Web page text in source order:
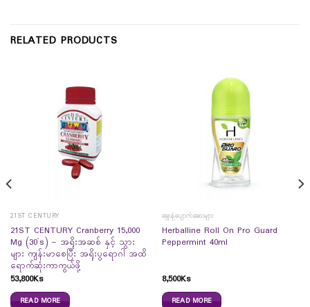
RELATED PRODUCTS
21ST CENTURY
21ST CENTURY Cranberry 15,000
Mg (30`s) – အရိုးအဆစ် နှင့် သွား
များ ကျန်းမာစေပြီး အရိုးပွရောဂါ အထိ
ရောက်ဆုံးကာကွယ်ဖို့
53,800Ks
READ MORE
ချွေးနံ့ပျောက်ဆေးများ
Herballine Roll On Pro Guard
Peppermint 40ml
8,500Ks
READ MORE